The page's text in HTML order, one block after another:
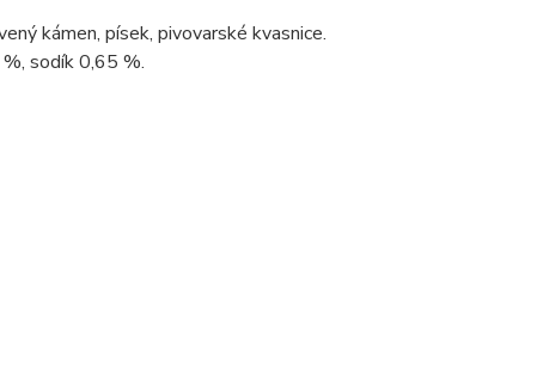
kámen, písek, pivovarské kvasnice.
sodík 0,65 %.